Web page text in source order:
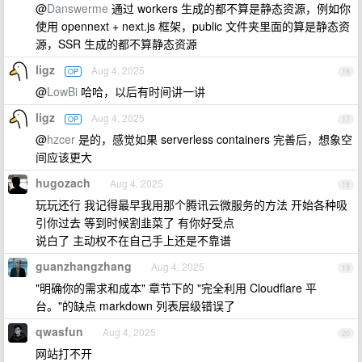
@Danswerme 通过 workers 生成的都不算是静态资源，例如你
使用 opennext + next.js 框架，public 文件夹里面的算是静态资
源，SSR 生成的都不算静态资源
16
ligz OP Aug 4, 2025
@LowBi 哈哈，以后有时间讲一讲
17
ligz OP Aug 4, 2025
@hzcer 是的，感觉如果 serverless containers 完善后，想象空
间应该更大
18
hugozach Aug 4, 2025
玩玩还行 我记得最早我用那个腾讯云微服务的方法 开始各种吸
引你过去 等到时候割韭菜了 有你好受点
说白了 主动权不在自己手上还是不靠谱
19
guanzhangzhang Aug 4, 2025
"明确你的需求和成本" 章节下的 "完全利用 Cloudflare 平
台。"的缺点 markdown 列表层级错误了
20
qwasfun Aug 4, 2025
网站打不开